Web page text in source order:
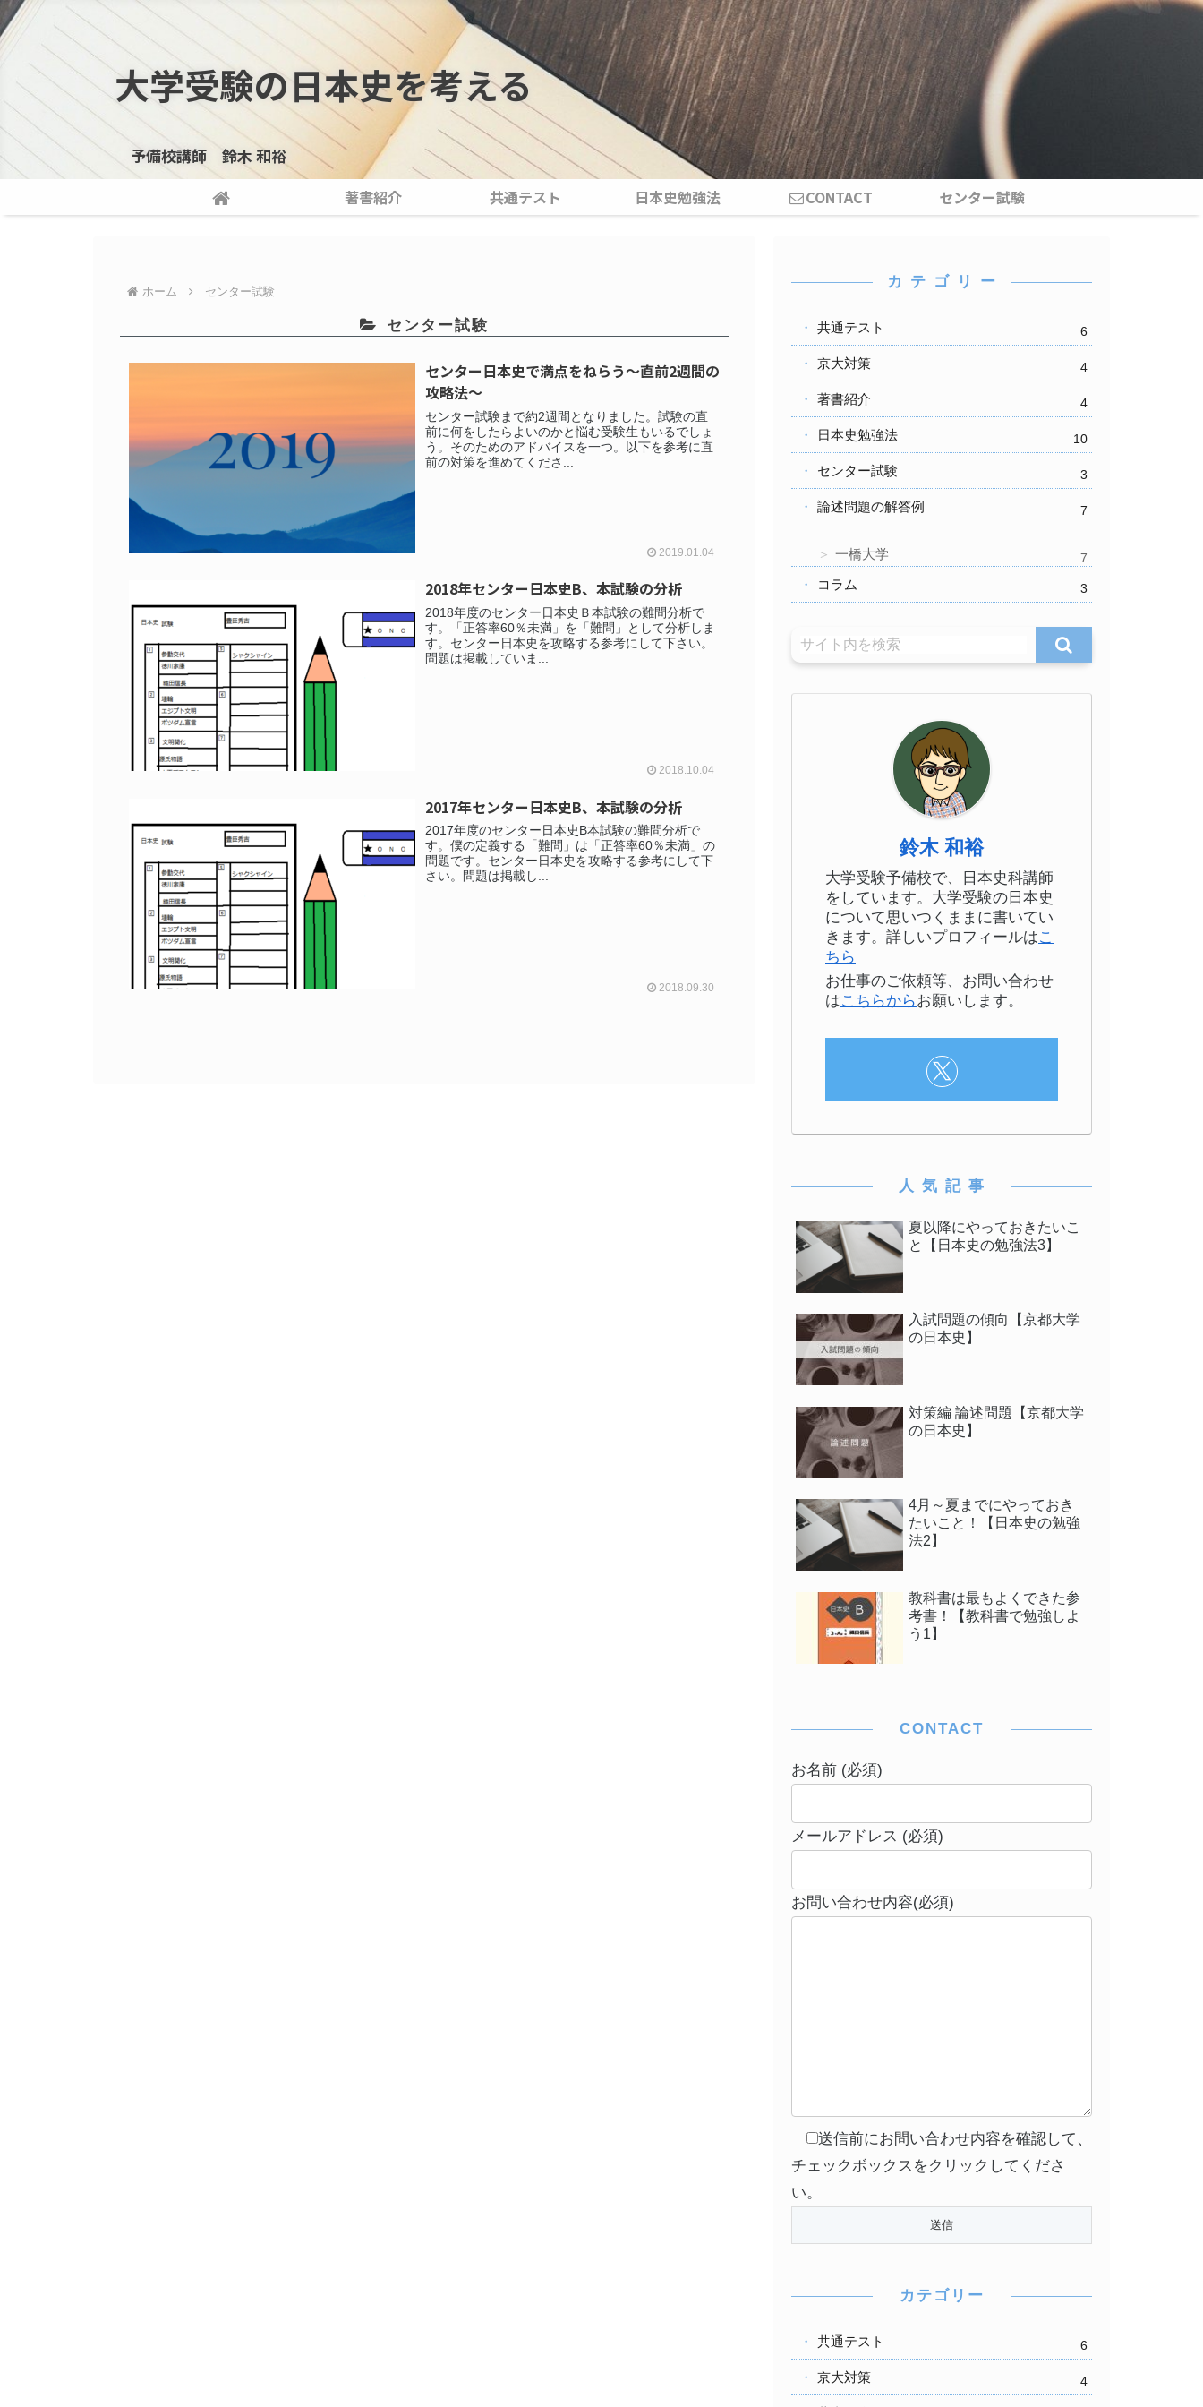
大学受験の日本史を考える
予備校講師 鈴木 和裕
著書紹介 共通テスト 日本史勉強法 CONTACT センター試験
ホーム センター試験
センター試験
センター日本史で満点をねらう～直前2週間の
攻略法～
センター試験まで約2週間となりました。試験の直
前に何をしたらよいのかと悩む受験生もいるでしょ
う。そのためのアドバイスを一つ。以下を参考に直
前の対策を進めてくださ...
2019.01.04
2018年センター日本史B、本試験の分析
2018年度のセンター日本史Ｂ本試験の難問分析で
す。「正答率60％未満」を「難問」として分析しま
す。センター日本史を攻略する参考にして下さい。
問題は掲載していま...
2018.10.04
2017年センター日本史B、本試験の分析
2017年度のセンター日本史B本試験の難問分析で
す。僕の定義する「難問」は「正答率60％未満」の
問題です。センター日本史を攻略する参考にして下
さい。問題は掲載し...
2018.09.30
カ テ ゴ リ ー
共通テスト 6
京大対策 4
著書紹介 4
日本史勉強法 10
センター試験 3
論述問題の解答例 7
一橋大学 7
コラム 3
鈴木 和裕
大学受験予備校で、日本史科講師
をしています。大学受験の日本史
について思いつくままに書いてい
きます。詳しいプロフィールはこ
ちら
お仕事のご依頼等、お問い合わせ
はこちらからお願いします。 ‎
人 気 記 事
夏以降にやっておきたいこ
と【日本史の勉強法3】
入試問題の傾向【京都大学
の日本史】
対策編 論述問題【京都大学
の日本史】
4月～夏までにやっておき
たいこと！【日本史の勉強
法2】
教科書は最もよくできた参
考書！【教科書で勉強しよ
う1】
CONTACT
お名前 (必須)
メールアドレス (必須)
お問い合わせ内容(必須)
送信前にお問い合わせ内容を確認して、
チェックボックスをクリックしてくださ
い。
カテゴリー
共通テスト 6
京大対策 4